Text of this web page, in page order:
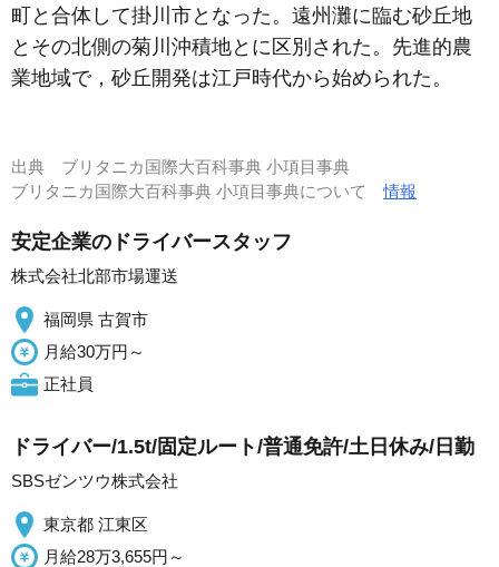
町と合体して掛川市となった。遠州灘に臨む砂丘地
とその北側の菊川沖積地とに区別された。先進的農
業地域で，砂丘開発は江戸時代から始められた。
出典 ブリタニカ国際大百科事典 小項目事典
ブリタニカ国際大百科事典 小項目事典について情報
安定企業のドライバースタッフ
株式会社北部市場運送
福岡県 古賀市
月給30万円～
正社員
ドライバー/1.5t/固定ルート/普通免許/土日休み/日勤
SBSゼンツウ株式会社
東京都 江東区
月給28万3,655円～